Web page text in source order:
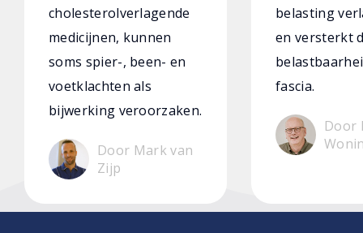
cholesterolverlagende
medicijnen, kunnen
soms spier-, been- en
voetklachten als
bijwerking veroorzaken.
Door Mark van
Zijp
belasting
en versterkt
fascia.
Door